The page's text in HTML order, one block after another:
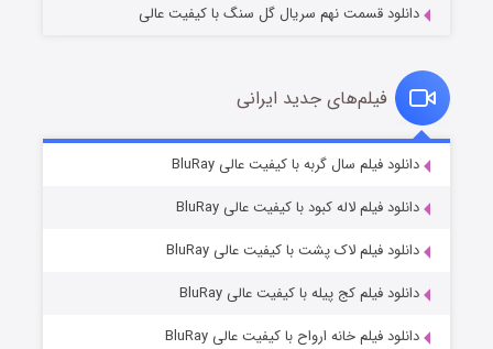
قسمت۶ (زیرنویس) منتشر شد
دانلود قسمت نهم سریال گل سنگ با کیفیت عالی
فیلم‌های جدید ایرانی
دانلود فیلم سال گربه با کیفیت عالی BluRay
دانلود فیلم لاله کبود با کیفیت عالی BluRay
دانلود فیلم لاک پشت با کیفیت عالی BluRay
دانلود فیلم کج‌ پیله با کیفیت عالی BluRay
دانلود فیلم خانه ارواح با کیفیت عالی BluRay